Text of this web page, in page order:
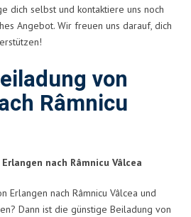
dich selbst und kontaktiere uns noch
Angebot. Wir freuen uns darauf, dich
von
Râmnicu
nach Râmnicu Vâlcea
Erlangen nach Râmnicu Vâlcea und
Dann ist die günstige Beiladung von